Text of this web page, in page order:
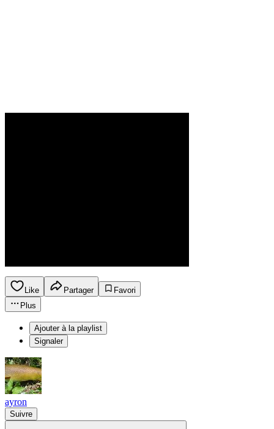
Like Partager
Favori
Plus
Ajouter à la playlist
Signaler
ayron
Suivre